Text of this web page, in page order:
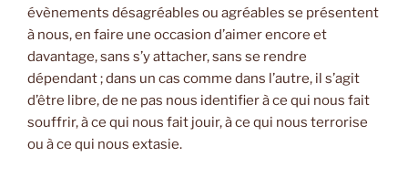
évènements désagréables ou agréables se présentent
à nous, en faire une occasion d’aimer encore et
davantage, sans s’y attacher, sans se rendre
dépendant ; dans un cas comme dans l’autre, il s’agit
d’être libre, de ne pas nous identifier à ce qui nous fait
souffrir, à ce qui nous fait jouir, à ce qui nous terrorise
ou à ce qui nous extasie.